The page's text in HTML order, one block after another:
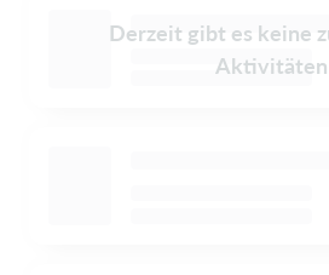
Derzeit gibt es keine
Aktivitäten